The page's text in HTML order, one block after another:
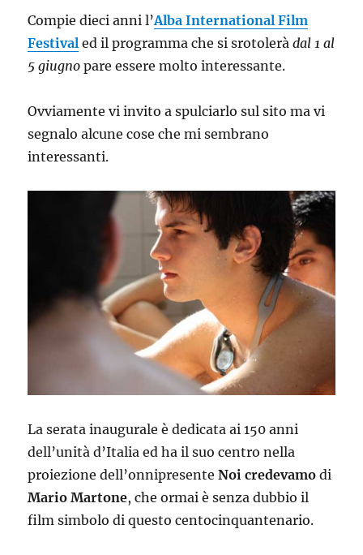
Compie dieci anni l’Alba International Film
Festival ed il programma che si srotoleràdal 1 al
5 giugno pare essere molto interessante.
Ovviamente vi invito a spulciarlo sul sito ma vi
segnalo alcune cose che mi sembrano
interessanti.
La serata inaugurale è dedicata ai 150 anni
dell’unità d’Italia ed ha il suo centro nella
proiezione dell’onnipresenteNoi credevamo di
Mario Martone, che ormai è senza dubbio il
film simbolo di questo centocinquantenario.